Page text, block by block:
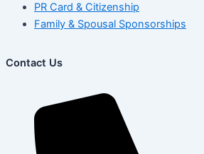
PR Card & Citizenship
Family & Spousal Sponsorships
Contact Us